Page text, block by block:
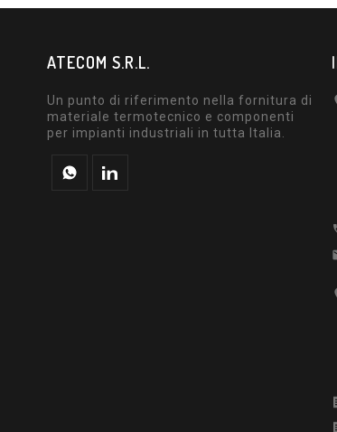
ATECOM S.R.L.
Un punto di riferimento nella fornitura di
materiale termotecnico e componenti
per impianti industriali in tutta Italia.